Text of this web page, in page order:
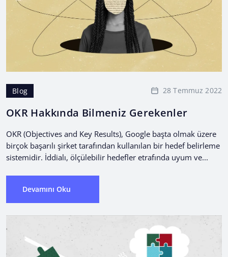
Blog 28 Temmuz 2022
OKR Hakkında Bilmeniz Gerekenler
OKR (Objectives and Key Results), Google başta olmak üzere
birçok başarılı şirket tarafından kullanılan bir hedef belirleme
sistemidir. İddialı, ölçülebilir hedefler etrafında uyum ve...
Devamını Oku